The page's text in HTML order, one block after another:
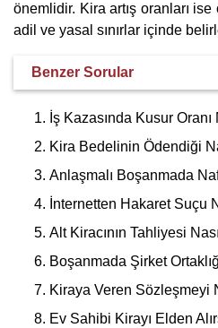
önemlidir. Kira artış oranları
adil ve yasal sınırlar içinde
Benzer Sorular
İş Kazasında Kusur
Kira Bedelinin Ödendiği
Anlaşmalı Boşanmada
İnternetten Hakaret Suçu
Alt Kiracının Tahliyesi
Boşanmada Şirket
Kiraya Veren Sözleşmeyi
Ev Sahibi Kirayı Elden